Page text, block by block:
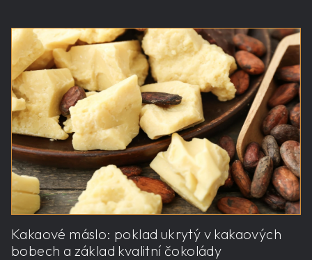
Kakaové máslo: poklad ukrytý v kakaových
bobech a základ kvalitní čokolády